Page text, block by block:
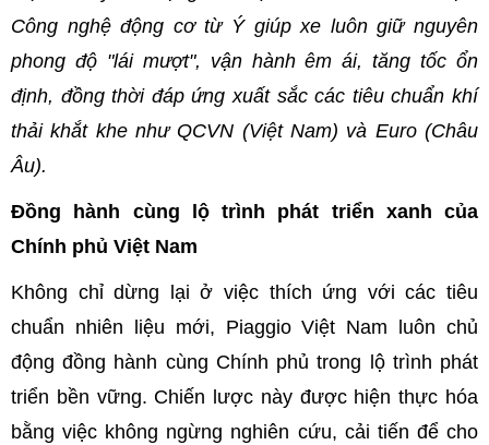
Công nghệ động cơ từ Ý giúp xe luôn giữ nguyên
phong độ "lái mượt", vận hành êm ái, tăng tốc ổn
định, đồng thời đáp ứng xuất sắc các tiêu chuẩn khí
thải khắt khe như QCVN (Việt Nam) và Euro (Châu
Âu).
Đồng hành cùng lộ trình phát triển xanh của
Chính phủ Việt Nam
Không chỉ dừng lại ở việc thích ứng với các tiêu
chuẩn nhiên liệu mới, Piaggio Việt Nam luôn chủ
động đồng hành cùng Chính phủ trong lộ trình phát
triển bền vững. Chiến lược này được hiện thực hóa
bằng việc không ngừng nghiên cứu, cải tiến để cho